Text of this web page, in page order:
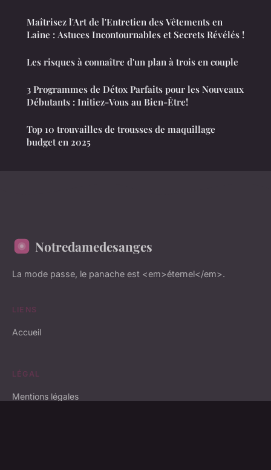
Maîtrisez l'Art de l'Entretien des Vêtements en
Laine : Astuces Incontournables et Secrets Révélés !
Les risques à connaître d'un plan à trois en couple
3 Programmes de Détox Parfaits pour les Nouveaux
Débutants : Initiez-Vous au Bien-Être!
Top 10 trouvailles de trousses de maquillage
budget en 2025
Notredamedesanges
La mode passe, le panache est <em>éternel</em>.
LIENS
Accueil
LÉGAL
Mentions légales